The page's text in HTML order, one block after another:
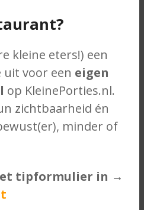
kleine eters!) een
uit voor een eigen
op KleinePorties.nl.
zichtbaarheid én
minder of
tipformulier in →